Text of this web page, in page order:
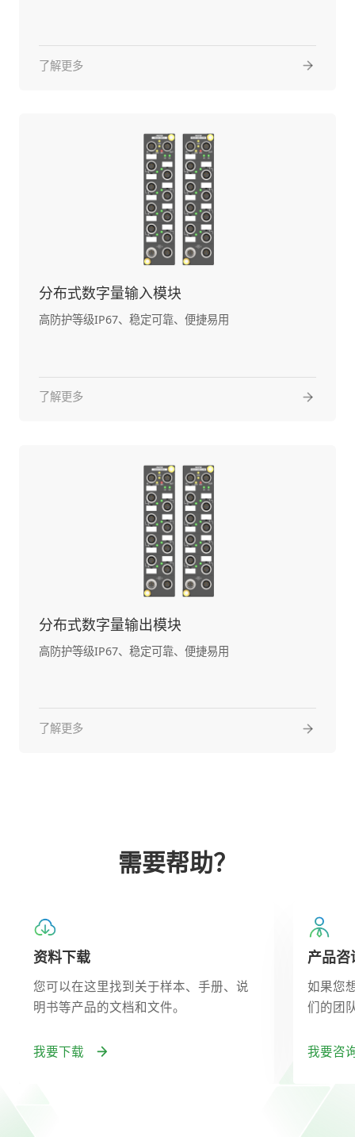
了解更多
分布式数字量输入模块
高防护等级IP67、稳定可靠、便捷易用
了解更多
分布式数字量输出模块
高防护等级IP67、稳定可靠、便捷易用
了解更多
需要帮助？
资料下载
您可以在这里找到关于样本、手册、说
明书等产品的文档和文件。
我要下载
产品咨
如果您
们的团
我要咨